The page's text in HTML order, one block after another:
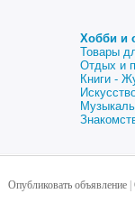
Хобби и
Товары
Отдых и
Книги -
Опубликовать объявление|